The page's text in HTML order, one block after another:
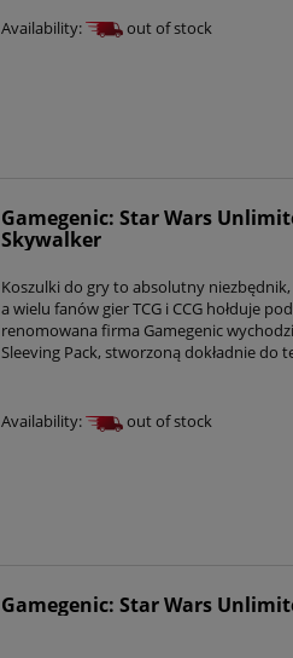
Availability: out of stock
Gamegenic: Star Wars
Skywalker
Koszulki do gry to absolutny
a wielu fanów gier TCG i CCG hołduje
renomowana firma Gamegenic
Sleeving Pack, stworzoną dokładnie do
Availability: out of stock
Gamegenic: Star Wars